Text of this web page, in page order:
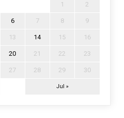
Jul »
1 2
6 7 8 9
13 14 15 16
20 21 22 23
27 28 29 30